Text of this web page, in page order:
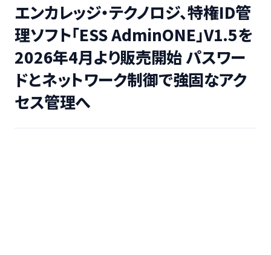
エンカレッジ・テクノロジ、特権ID管
理ソフト「ESS AdminONE」V1.5を
2026年4月より販売開始 パスワー
ドとネットワーク制御で強固なアク
セス管理へ